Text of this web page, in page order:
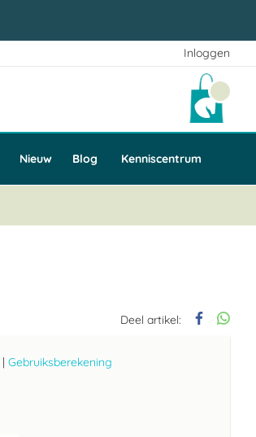
Inloggen
Nieuw Blog Kenniscentrum
Deel artikel:
| Gebruiksberekening